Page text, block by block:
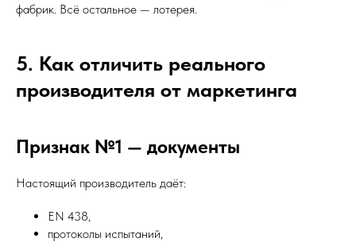
фабрик. Всё остальное — лотерея.
5. Как отличить реального
производителя от маркетинга
Признак №1 — документы
Настоящий производитель даёт:
EN 438,
протоколы испытаний,